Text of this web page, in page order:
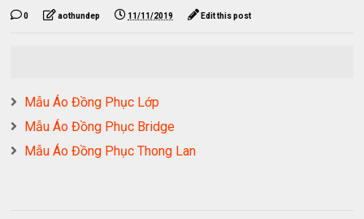
0 aothundep 11/11/2019 Edit this post
Mẫu Áo Đồng Phục Lớp
Mẫu Áo Đồng Phục Bridge
Mẫu Áo Đồng Phục Thong Lan